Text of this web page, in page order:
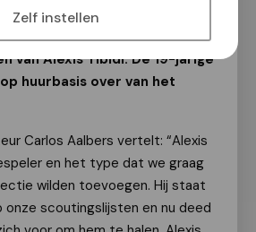
Zelf instellen
van het seizoen beschikken
van Alexis Tibidi. De 19-jarige
huurbasis over van het
Carlos Aalbers vertelt: “Alexis
en het type dat we graag
wilden toevoegen. Hij staat
onze scoutingslijsten en nu deed